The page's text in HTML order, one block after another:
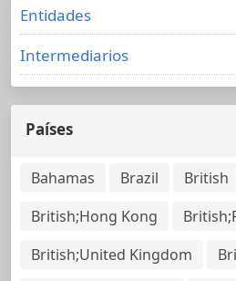
Entidades
Intermediarios
Países
Bahamas Brazil
British
British;Hong Kong
British;United Kingdom